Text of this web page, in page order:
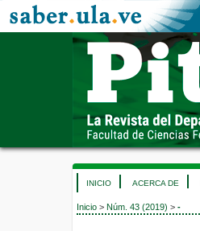
INICIO ACERCA DE
Inicio > Núm. 43 (2019) > -